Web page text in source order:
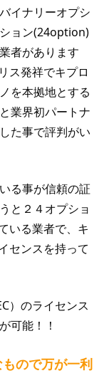
イナリーオプシ
ョン(24option)
者があります
ス発祥でキプロ
を本拠地とする
業界初パートナ
た事で評判がい
る事が信頼の証
と２４オプショ
いる業者で、キ
センスを持って
）のライセンス
可能！！
ので万が一利